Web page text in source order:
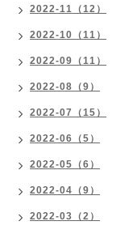
2022-11（12）
2022-10（11）
2022-09（11）
2022-08（9）
2022-07（15）
2022-06（5）
2022-05（6）
2022-04（9）
2022-03（2）